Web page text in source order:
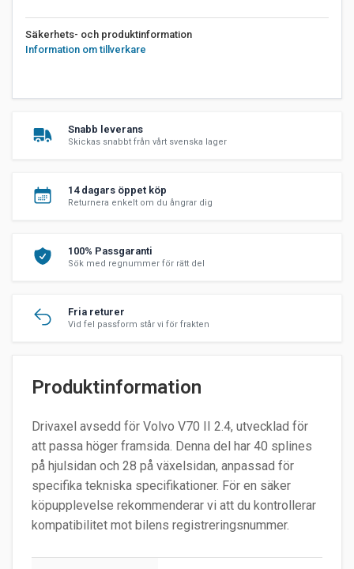
Säkerhets- och produktinformation
Information om tillverkare
Snabb leverans
Skickas snabbt från vårt svenska lager
14 dagars öppet köp
Returnera enkelt om du ångrar dig
100% Passgaranti
Sök med regnummer för rätt del
Fria returer
Vid fel passform står vi för frakten
Produktinformation
Drivaxel avsedd för Volvo V70 II 2.4, utvecklad för
att passa höger framsida. Denna del har 40 splines
på hjulsidan och 28 på växelsidan, anpassad för
specifika tekniska specifikationer. För en säker
köpupplevelse rekommenderar vi att du kontrollerar
kompatibilitet mot bilens registreringsnummer.